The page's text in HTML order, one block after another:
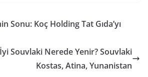
Sonu: Koç Holding Tat Gıda’yı
Souvlaki Nerede Yenir? Souvlaki
Kostas, Atina, Yunanistan